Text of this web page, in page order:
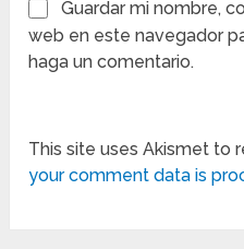
Guardar mi nombre,
web en este navegador
haga un comentario.
This site uses Akismet to
your comment data is